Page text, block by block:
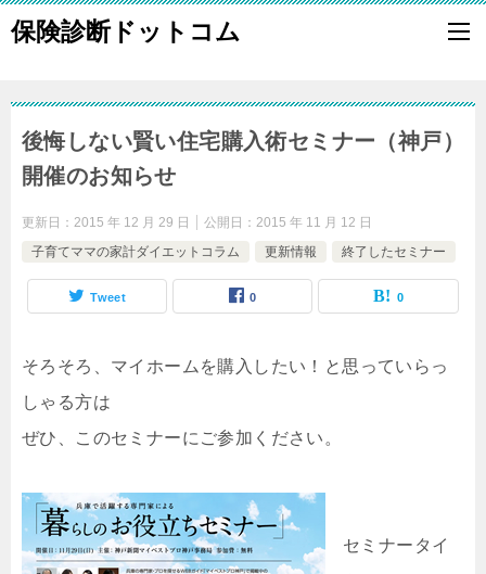
保険診断ドットコム
後悔しない賢い住宅購入術セミナー（神戸）
開催のお知らせ
更新日： 2015 年 12 月 29 日 公開日： 2015 年 11 月 12 日
子育てママの家計ダイエットコラム
更新情報 終了したセミナー
Tweet 0 0
そろそろ、マイホームを購入したい！と思っていらっ
しゃる方は
ぜひ、このセミナーにご参加ください。
セミナータイ